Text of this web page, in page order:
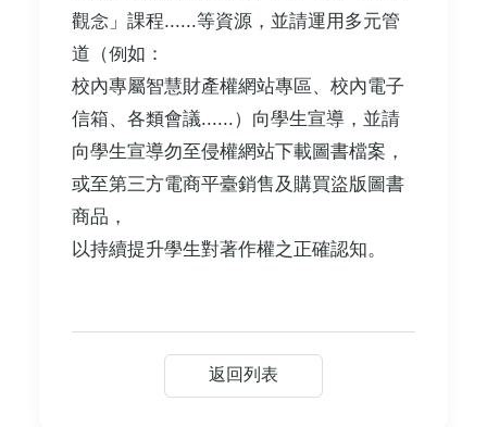
觀念」課程......等資源，並請運用多元管
道（例如：
校內專屬智慧財產權網站專區、校內電子
信箱、各類會議......）向學生宣導，並請
向學生宣導勿至侵權網站下載圖書檔案，
或至第三方電商平臺銷售及購買盜版圖書
商品，
以持續提升學生對著作權之正確認知。